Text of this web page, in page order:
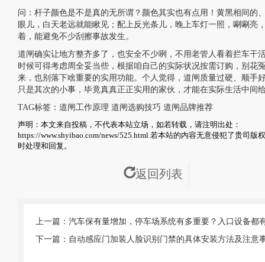
问：杆子颜色是不是真的无所谓？颜色其实也有点用！黄黑相间的
眼儿，白天老远就能瞅见；配上反光条儿，晚上车灯一照，唰唰亮
着，能避免不少刮擦事故发生。
道闸确实让地方整齐多了，也安全不少咧，不用老管人看着拦车干
时候可得考虑周全妥当些，根据咱自己的实际状况按需订购，别花
来，也别落下啥重要的实用功能。个人觉得，道闸质量过硬、顺手
只是其次的小事，毕竟真真正正实用的家伙，才能在实际生活中间
TAG标签： 道闸工作原理 道闸选购技巧 道闸品牌推荐
声明：本文来自投稿，不代表本站立场，如若转载，请注明出处：
https://www.shyibao.com/news/525.html 若本站的内容无意侵犯了贵司版
时处理和回复。
返回列表
上一篇：汽车保有量增加，停车场系统有多重要？入口设备都
下一篇：自动感应门加装人脸识别门禁的具体安装方法及注意